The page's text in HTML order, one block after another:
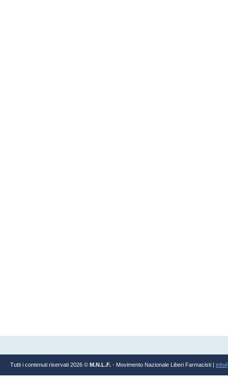
Tutti i contenuti riservati 2026 © M.N.L.F. - Movimento Nazionale Liberi Farmacisti |